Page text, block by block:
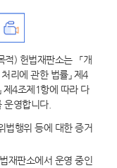
적) 헌법재판소는 「개
리에 관한 법률」 제4
제4조제1항에 따라 다
영합니다.
법행위 등에 대한 증거
재판소에서 운영 중인